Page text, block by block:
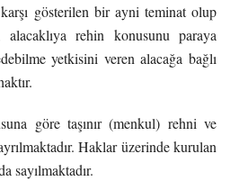
gösterilen bir ayni teminat olup
rehin konusunu paraya
yetkisini veren alacağa bağlı
göre taşınır (menkul) rehni ve
Haklar üzerinde kurulan
sayılmaktadır.